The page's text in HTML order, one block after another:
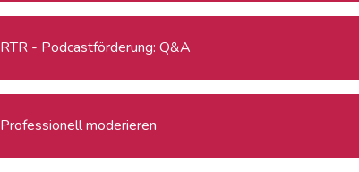
RTR - Podcastförderung: Q&A
Professionell moderieren